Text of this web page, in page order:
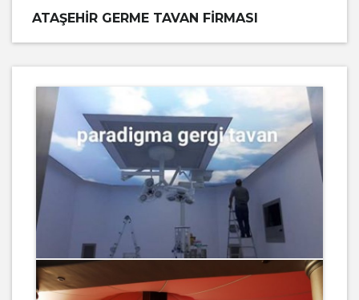
ATAŞEHIR GERME TAVAN FIRMASI